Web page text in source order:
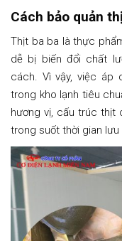
Cách bảo quản
Thịt ba ba là thực
dễ bị biến đổi chất
cách. Vì vậy, việc áp
trong kho lạnh tiêu
hương vị, cấu trúc thịt
trong suốt thời gian lưu